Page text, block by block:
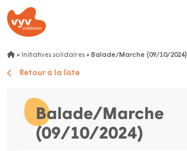
» Initiatives solidaires » Balade/Marche (09/10/2024)
Retour à la liste
Balade/Marche
(09/10/2024)